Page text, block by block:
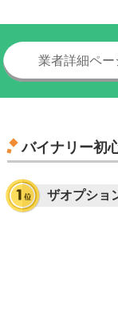
業者詳細ペー
バイナリー初
ザオプショ